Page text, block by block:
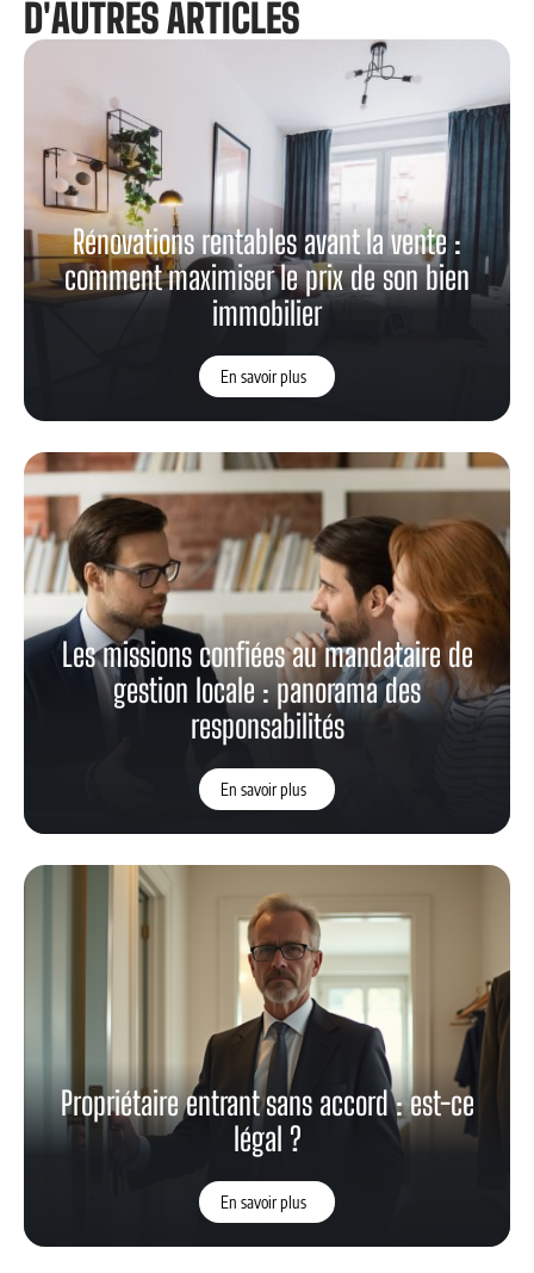
D'AUTRES ARTICLES
Rénovations rentables avant la vente :
comment maximiser le prix de son bien
immobilier
En savoir plus
Les missions confiées au mandataire de
gestion locale : panorama des
responsabilités
En savoir plus
Propriétaire entrant sans accord : est-ce
légal ?
En savoir plus